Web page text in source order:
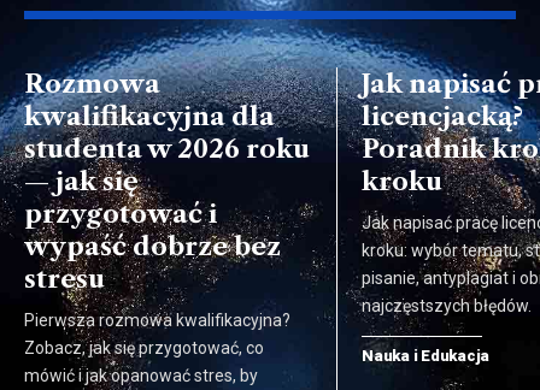
Rozmowa
kwalifikacyjna dla
studenta w 2026 roku
— jak się
przygotować i
wypaść dobrze bez
stresu
Pierwsza rozmowa kwalifikacyjna?
Zobacz, jak się przygotować, co
mówić i jak opanować stres, by
Jak napisać
licencjacką?
Poradnik
kroku
Jak napisać pracę
kroku: wybór tematu,
pisanie, antyplagiat i
najczęstszych błędów.
Nauka i Edukacja